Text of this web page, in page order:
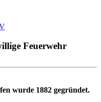
Feuerwehr
wurde 1882 gegründet.